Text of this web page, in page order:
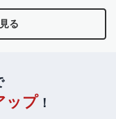
る
ップ！